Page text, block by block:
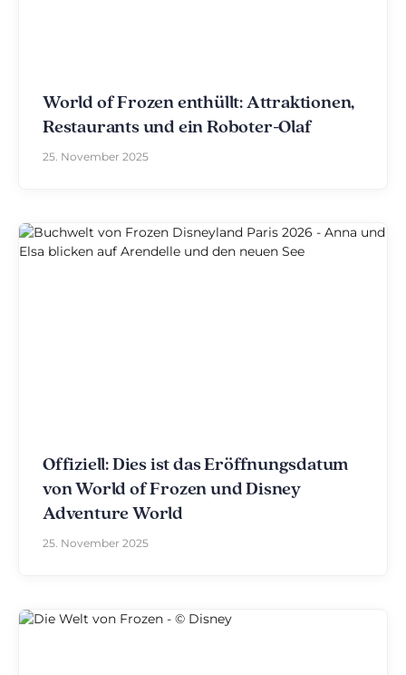
World of Frozen enthüllt: Attraktionen,
Restaurants und ein Roboter-Olaf
25. November 2025
Offiziell: Dies ist das Eröffnungsdatum
von World of Frozen und Disney
Adventure World
25. November 2025